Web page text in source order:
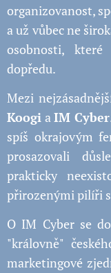
organizovanost,
a už vůbec ne
osobnosti,
dopředu.
Mezi
Koogi aIM Cyber
spíš okrajovým
prosazovali
prakticky
přirozenými pilíři
O IM Cyber se
"královně"
marketingové